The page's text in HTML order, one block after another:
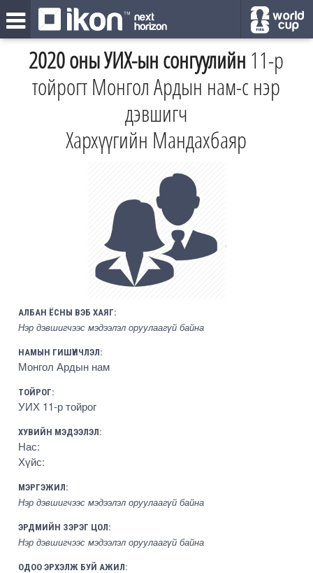
2020 оны УИХ-ын сонгуулийн 11-р
тойрогт Монгол Ардын нам-с нэр
дэвшигч
Хархүүгийн Мандахбаяр
АЛБАН ЁСНЫ ВЭБ ХАЯГ:
Нэр дэвшигчээс мэдээлэл оруулаагүй байна
НАМЫН ГИШҮҮНЧЛЭЛ:
Монгол Ардын нам
ТОЙРОГ:
УИХ 11-р тойрог
ХУВИЙН МЭДЭЭЛЭЛ:
Нас:
Хүйс:
МЭРГЭЖИЛ:
Нэр дэвшигчээс мэдээлэл оруулаагүй байна
ЭРДМИЙН ЗЭРЭГ ЦОЛ:
Нэр дэвшигчээс мэдээлэл оруулаагүй байна
ОДОО ЭРХЭЛЖ БУЙ АЖИЛ: